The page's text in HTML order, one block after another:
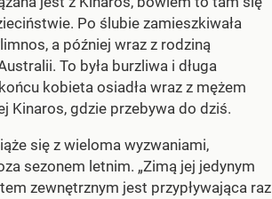
Po ślubie zamieszkiwała
a później wraz z rodziną
To była burzliwa i długa
kobieta osiadła wraz z mężem
Kinaros, gdzie przebywa do dziś.
się z wieloma wyzwaniami,
sezonem letnim. „Zimą jej jedynym
zewnętrznym jest przypływająca raz